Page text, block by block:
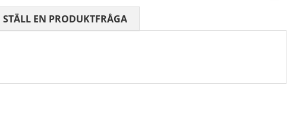
0 AV 5 ANTAL BETYG 0
STÄLL EN PRODUKTFRÅGA